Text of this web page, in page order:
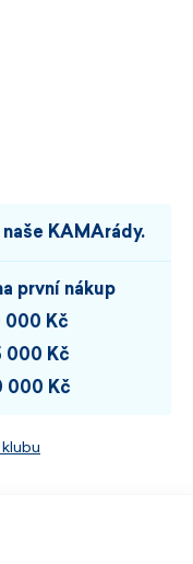
KAMArády.
první nákup
000 Kč
000 Kč
000 Kč